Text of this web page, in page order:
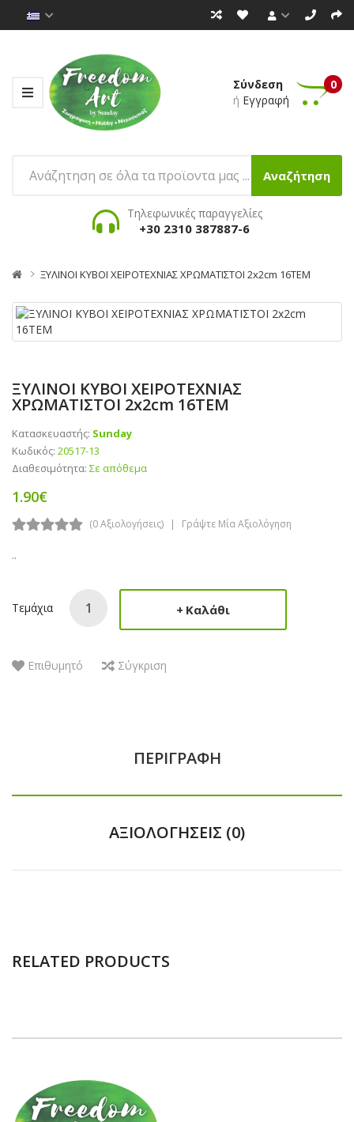
Σύνδεση
ή Εγγραφή
0
Αναζήτηση
Τηλεφωνικές παραγγελίες
+30 2310 387887-6
ΞΥΛΙΝΟΙ ΚΥΒΟΙ ΧΕΙΡΟΤΕΧΝΙΑΣ ΧΡΩΜΑΤΙΣΤΟΙ 2x2cm 16ΤΕΜ
ΞΥΛΙΝΟΙ ΚΥΒΟΙ ΧΕΙΡΟΤΕΧΝΙΑΣ
ΧΡΩΜΑΤΙΣΤΟΙ 2x2cm 16ΤΕΜ
Κατασκευαστής: Sunday
Κωδικός: 20517-13
Διαθεσιμότητα: Σε απόθεμα
1.90€
(0 Αξιολογήσεις) Γράψτε Μία Αξιολόγηση
..
Τεμάχια Καλάθι
Επιθυμητό Σύγκριση
ΠΕΡΙΓΡΑΦΉ
ΑΞΙΟΛΟΓΉΣΕΙΣ (0)
RELATED PRODUCTS